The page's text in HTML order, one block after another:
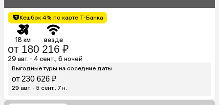
Кешбэк 4% по карте Т-Банка
18 км везде
от 180 216 ₽
29 авг. - 4 сент., 6 ночей
Выгодные туры на соседние даты
от 230 626 ₽
29 авг. - 5 сент., 7 н.